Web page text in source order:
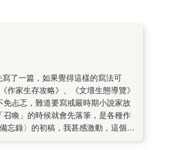
家生存攻略》、《文壇生態導覽》
忐忑，難道要寫戒嚴時期小說家故
喚」的時候就會先落筆，是各種作
忘錄〉的初稿，我甚感激動，這個從